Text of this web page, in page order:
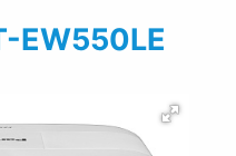
EW550LE